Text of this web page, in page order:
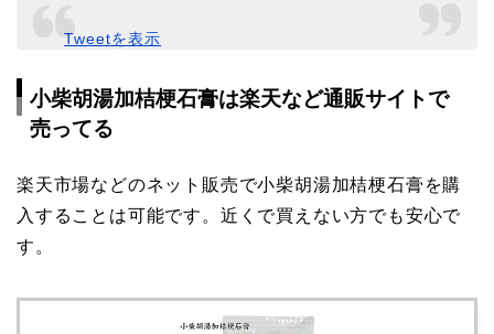
Tweetを表示
小柴胡湯加桔梗石膏は楽天など通販サイトで
売ってる
楽天市場などのネット販売で小柴胡湯加桔梗石膏を購
入することは可能です。近くで買えない方でも安心で
す。